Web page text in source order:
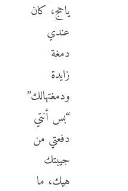
ياحج، كان
عندي
دمغة
زايدة
ودمغتهالك”
“بس أنتي
دفعتي من
جيبتك
هيك، ما